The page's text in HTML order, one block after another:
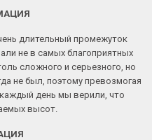
длительный промежуток
не в самых благоприятных
сложного и серьезного, но
не был, поэтому превозмогая
день мы верили, что
высот.